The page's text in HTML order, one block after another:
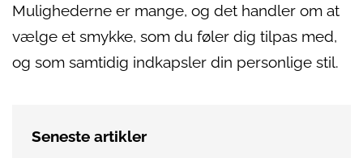
Mulighederne er mange, og det handler om at
vælge et smykke, som du føler dig tilpas med,
og som samtidig indkapsler din personlige stil.
Seneste artikler